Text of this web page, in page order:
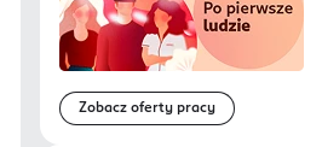
Zobacz oferty pracy